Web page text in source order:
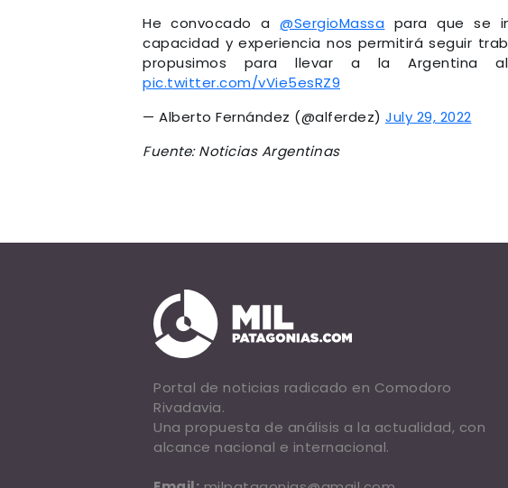
He convocado a@SergioMassa para que se
capacidad y experiencia nos permitirá seguir
propusimos para llevar a la Argentina
pic.twitter.com/vVie5esRZ9
— Alberto Fernández (@alferdez) July 29, 2022
Fuente: Noticias Argentinas
Portal de noticias radicado en Comodoro
Rivadavia.
Una propuesta de análisis a la actualidad, con
alcance nacional e internacional.